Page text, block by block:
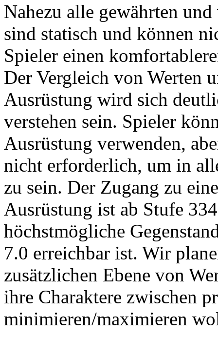
Nahezu alle gewährten
sind statisch und können
Spieler einen
Der Vergleich von Werten
Ausrüstung wird sich
verstehen sein. Spieler
Ausrüstung verwenden,
nicht erforderlich, um in
zu sein. Der Zugang zu
Ausrüstung ist ab Stufe
höchstmögliche
7.0 erreichbar ist. Wir
zusätzlichen Ebene von
ihre Charaktere zwischen
minimieren/maximieren